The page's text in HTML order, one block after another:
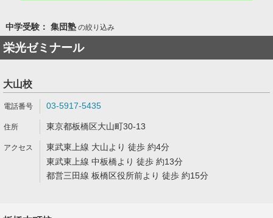
中学受験： 集団塾の絞り込み
栄光ゼミナール
大山校
03-5917-5435
東京都板橋区大山町30-13
東武東上線 大山より 徒歩 約4分
東武東上線 中板橋より 徒歩 約13分
都営三田線 板橋区役所前より 徒歩 約15分